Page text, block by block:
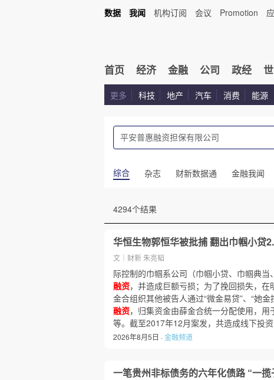
数据 我闻 机构订阅 会议 Promotion
首页 经济 金融 公司 政经
更多 科技 地产 汽车 消费 能源
综合 杂志 财新数据通 金融我闻
4294个结果
华恒生物郭恒华被批捕 翻出巾帼小贷
文｜财新 朱亮韬
际控制的巾帼系公司（巾帼小贷、巾帼典当
融资，并造成巨额亏损；为了挽回损失，
金合组织其他被告人通过“微金易贷”、“她
融资，归集资金由薛金合统一分配使用，用
等。截至2017年12月案发，共造成线下投
2026年8月5日 ·金融频道
一笔贵州非标债务的六年化债路 “一